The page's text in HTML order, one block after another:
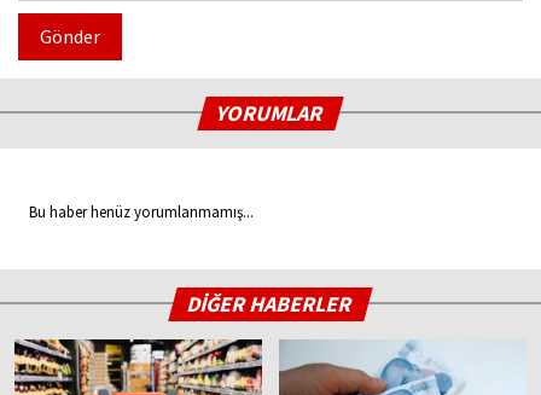
Gönder
YORUMLAR
Bu haber henüz yorumlanmamış...
DİĞER HABERLER